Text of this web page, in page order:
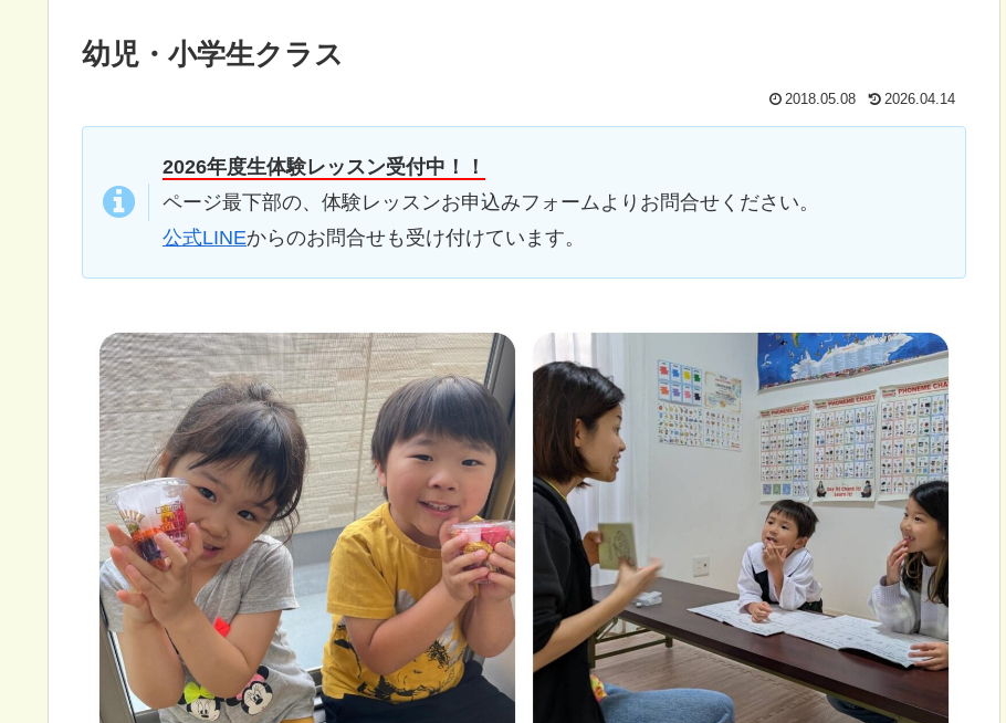
幼児・小学生クラス
2018.05.08 2026.04.14
2026年度生体験レッスン受付中！！
ページ最下部の、体験レッスンお申込みフォームよりお問合せください。
公式LINEからのお問合せも受け付けています。